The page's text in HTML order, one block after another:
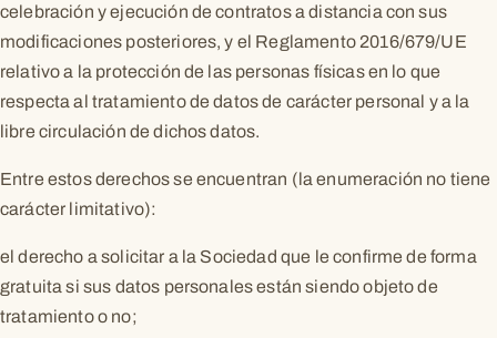
celebración y ejecución de contratos a distancia con sus
modificaciones posteriores, y el Reglamento 2016/679/UE
relativo a la protección de las personas físicas en lo que
respecta al tratamiento de datos de carácter personal y a la
libre circulación de dichos datos.
Entre estos derechos se encuentran (la enumeración no tiene
carácter limitativo):
el derecho a solicitar a la Sociedad que le confirme de forma
gratuita si sus datos personales están siendo objeto de
tratamiento o no;